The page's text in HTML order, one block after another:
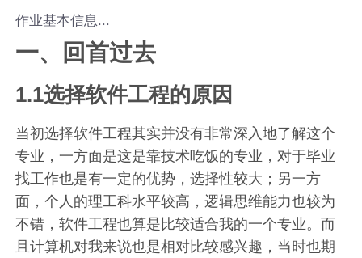
作业基本信息...
一、回首过去
1.1选择软件工程的原因
当初选择软件工程其实并没有非常深入地了解这个
专业，一方面是这是靠技术吃饭的专业，对于毕业
找工作也是有一定的优势，选择性较大；另一方
面，个人的理工科水平较高，逻辑思维能力也较为
不错，软件工程也算是比较适合我的一个专业。而
且计算机对我来说也是相对比较感兴趣，当时也期